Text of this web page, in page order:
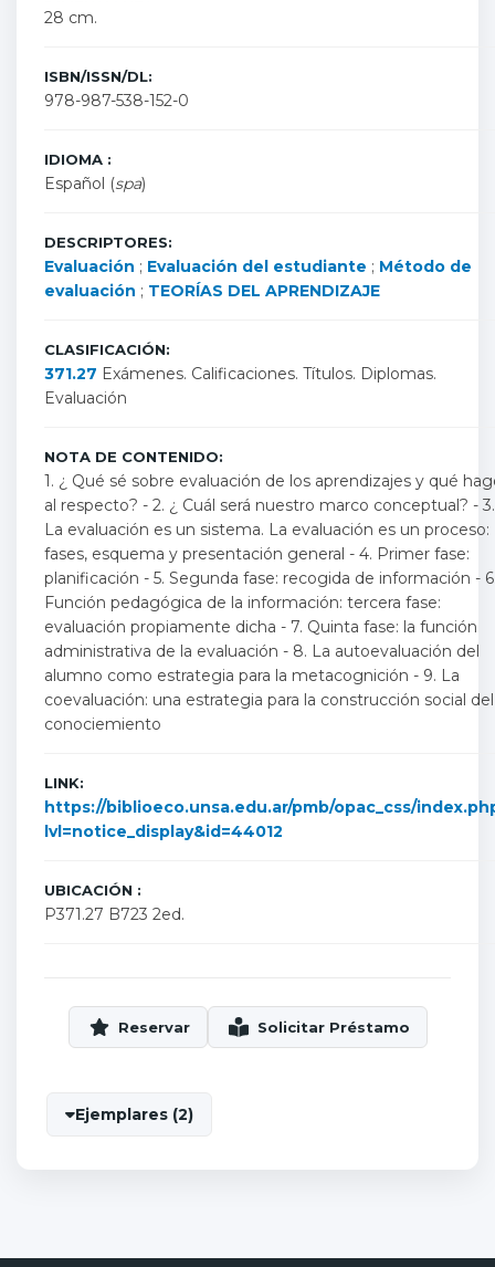
28 cm.
ISBN/ISSN/DL:
978-987-538-152-0
IDIOMA :
Español (spa)
DESCRIPTORES:
Evaluación ; Evaluación del estudiante ; Método de
evaluación ; TEORÍAS DEL APRENDIZAJE
CLASIFICACIÓN:
371.27 Exámenes. Calificaciones. Títulos. Diplomas.
Evaluación
NOTA DE CONTENIDO:
1. ¿ Qué sé sobre evaluación de los aprendizajes y qué
al respecto? - 2. ¿ Cuál será nuestro marco conceptual? - 3.
La evaluación es un sistema. La evaluación es un proceso:
fases, esquema y presentación general - 4. Primer fase:
planificación - 5. Segunda fase: recogida de información -
Función pedagógica de la información: tercera fase:
evaluación propiamente dicha - 7. Quinta fase: la función
administrativa de la evaluación - 8. La autoevaluación del
alumno como estrategia para la metacognición - 9. La
coevaluación: una estrategia para la construcción social del
conociemiento
LINK:
https://biblioeco.unsa.edu.ar/pmb/opac_css/
lvl=notice_display&id=44012
UBICACIÓN :
P371.27 B723 2ed.
Ejemplares (2)